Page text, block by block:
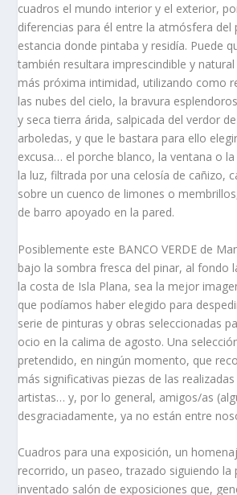
cuadros el mundo interior y el exterior,
diferencias para él entre la atmósfera del
estancia donde pintaba y residía. Puede
también resultara imprescindible y
más próxima intimidad, utilizando como
las nubes del cielo, la bravura
y seca tierra árida, salpicada del verdor
arboledas, y que le bastara para ello
excusa… el porche blanco, la ventana o
la luz, filtrada por una celosía de cañizo,
sobre un cuenco de limones o
de barro apoyado en la pared.
Posiblemente este BANCO VERDE de
bajo la sombra fresca del pinar, al fondo
la costa de Isla Plana, sea la mejor
que podíamos haber elegido para
serie de pinturas y obras seleccionadas
ocio en la calima de agosto. Una
pretendido, en ningún momento, que
más significativas piezas de las
artistas… y, por lo general, amigos/as
desgraciadamente, ya no están entre
Cuadros para una exposición, un
recorrido, un paseo, trazado siguiendo la
inventado salón de exposiciones que,